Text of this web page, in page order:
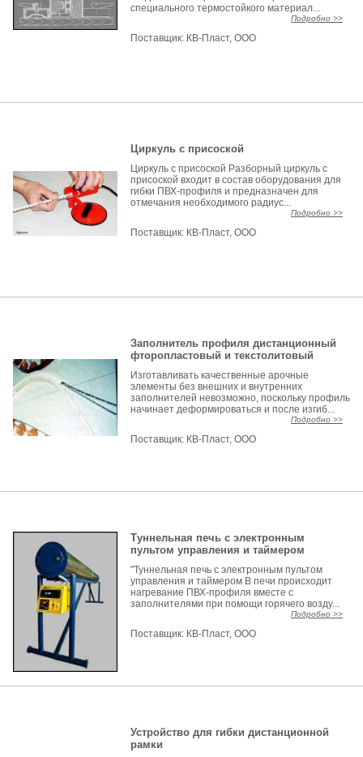
специального термостойкого материал...
Подробно >>
Поставщик: КВ-Пласт, ООО
Циркуль с присоской
Циркуль с присоской Разборный циркуль с
присоской входит в состав оборудования для
гибки ПВХ-профиля и предназначен для
отмечания необходимого радиус...
Подробно >>
Поставщик: КВ-Пласт, ООО
Заполнитель профиля дистанционный
фторопластовый и текстолитовый
Изготавливать качественные арочные
элементы без внешних и внутренних
заполнителей невозможно, поскольку профиль
начинает деформироваться и после изгиб...
Подробно >>
Поставщик: КВ-Пласт, ООО
Туннельная печь с электронным
пультом управления и таймером
"Туннельная печь с электронным пультом
управления и таймером В печи происходит
нагревание ПВХ-профиля вместе с
заполнителями при помощи горячего возду...
Подробно >>
Поставщик: КВ-Пласт, ООО
Устройство для гибки дистанционной
рамки